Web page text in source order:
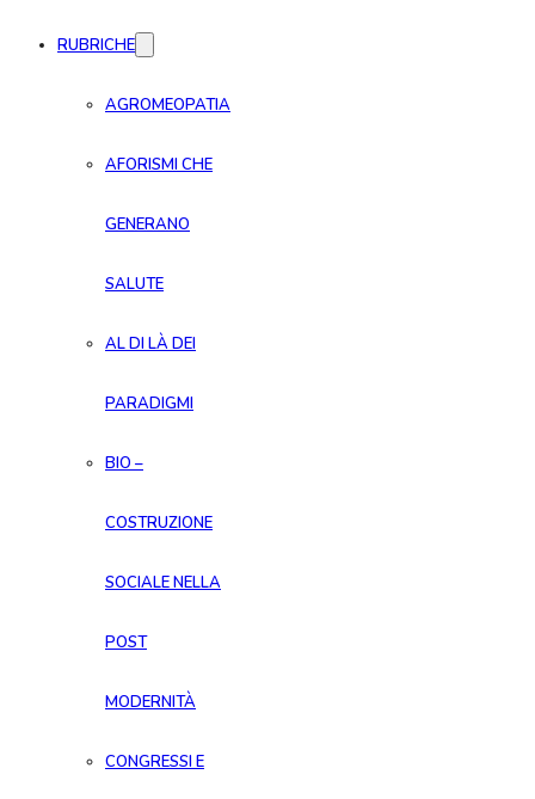
RUBRICHE
AGROMEOPATIA
AFORISMI CHE
GENERANO
SALUTE
AL DI LÀ DEI
PARADIGMI
BIO –
COSTRUZIONE
SOCIALE NELLA
POST
MODERNITÀ
CONGRESSI E